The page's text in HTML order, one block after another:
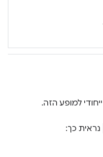
למופע הזה.
נראית כך: